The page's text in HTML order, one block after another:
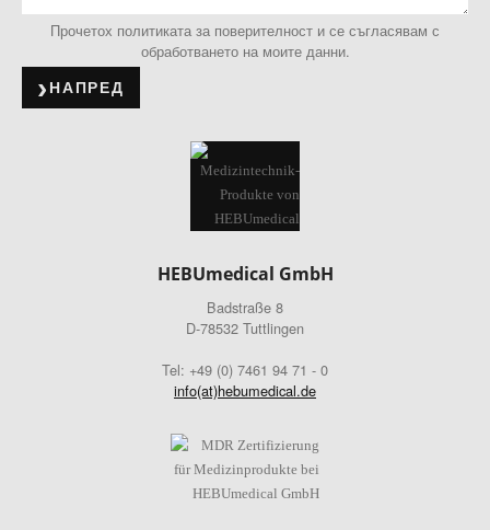
Прочетох политиката за поверителност и се съгласявам с
обработването на моите данни.
НАПРЕД
HEBUmedical GmbH
Badstraße 8
D-78532 Tuttlingen
Tel: +49 (0) 7461 94 71 - 0
info(at)hebumedical.de